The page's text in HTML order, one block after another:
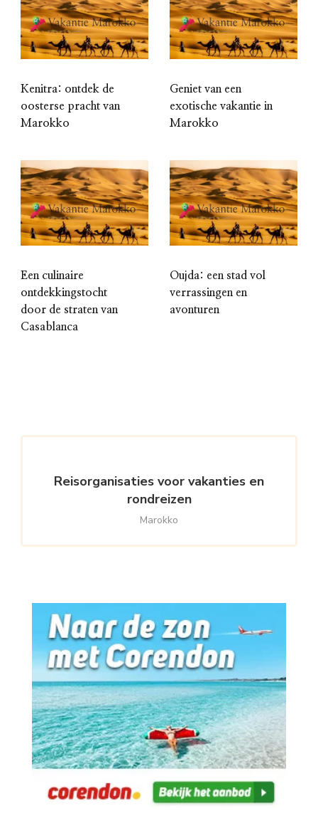
Kenitra: ontdek de
oosterse pracht van
Marokko
Geniet van een
exotische vakantie in
Marokko
Een culinaire
ontdekkingstocht
door de straten van
Casablanca
Oujda: een stad vol
verrassingen en
avonturen
Reisorganisaties voor vakanties en
rondreizen
Marokko